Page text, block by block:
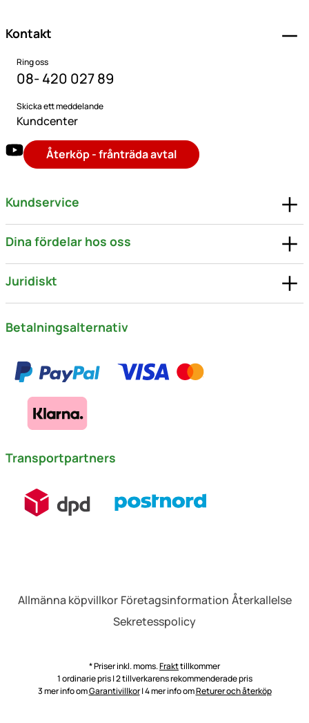
Kontakt
Ring oss
08- 420 027 89
Skicka ett meddelande
Kundcenter
Återköp - frånträda avtal
Kundservice
Dina fördelar hos oss
Juridiskt
Betalningsalternativ
Transportpartners
Allmänna köpvillkor Företagsinformation Återkallelse
Sekretesspolicy
* Priser inkl. moms.Frakttillkommer
1 ordinarie pris | 2 tillverkarens rekommenderade pris
3 mer info omGarantivillkor| 4 mer info omReturer och återköp